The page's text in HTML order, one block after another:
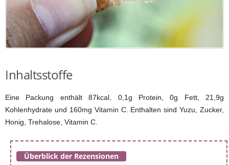
Inhaltsstoffe
Eine Packung enthält 87kcal, 0,1g Protein, 0g Fett, 21,9g
Kohlenhydrate und 160mg Vitamin C. Enthalten sind Yuzu, Zucker,
Honig, Trehalose, Vitamin C.
Überblick der Rezensionen